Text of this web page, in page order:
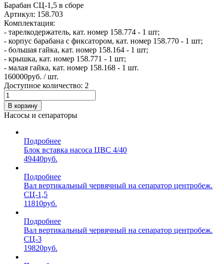
Барабан СЦ-1,5 в сборе
Артикул: 158.703
Комплектация:
- тарелкодержатель, кат. номер 158.774 - 1 шт;
- корпус барабана с фиксатором, кат. номер 158.770 - 1 шт;
- большая гайка, кат. номер 158.164 - 1 шт;
- крышка, кат. номер 158.771 - 1 шт;
- малая гайка, кат. номер 158.168 - 1 шт.
160000руб. / шт.
Доступное количество: 2
В корзину
Насосы и сепараторы
Подробнее
Блок вставка насоса ЦВС 4/40
49440руб.
Подробнее
Вал вертикальный червячный на сепаратор центробеж.
СЦ-1,5
11810руб.
Подробнее
Вал вертикальный червячный на сепаратор центробеж.
СЦ-3
19820руб.